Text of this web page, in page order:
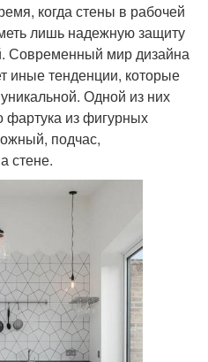
когда стены в рабочей
лишь надежную защиту
Современный мир дизайна
иные тенденции, которые
Одной из них
фартука из фигурных
подчас,
стене.